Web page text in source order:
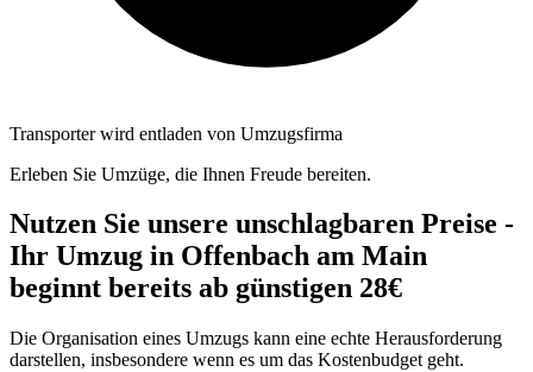
Transporter wird entladen von Umzugsfirma
Erleben Sie Umzüge, die Ihnen Freude bereiten.
Nutzen Sie unsere unschlagbaren Preise -
Ihr Umzug in Offenbach am Main
beginnt bereits ab günstigen 28€
Die Organisation eines Umzugs kann eine echte Herausforderung
darstellen, insbesondere wenn es um das Kostenbudget geht.